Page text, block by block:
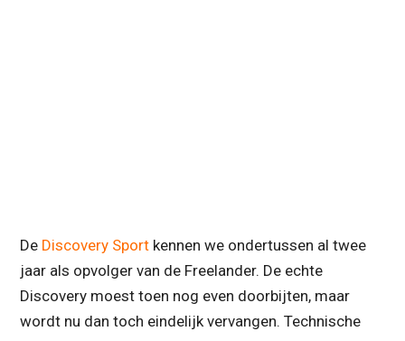
De Discovery Sportkennen we ondertussen al twee
jaar als opvolger van de Freelander. De echte
Discovery moest toen nog even doorbijten, maar
wordt nu dan toch eindelijk vervangen. Technische